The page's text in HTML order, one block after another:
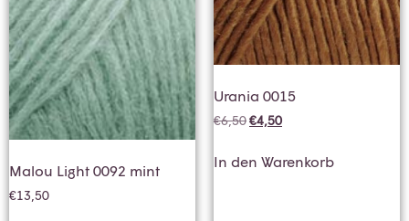
Malou Light 0092 mint
€13,50
Urania 0015
€6,50€4,50
In den Warenkorb